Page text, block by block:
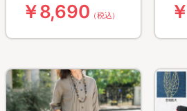
￥8,690 （税込）